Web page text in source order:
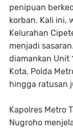
penipuan
korban. Kali ini,
Kelurahan
menjadi
diamankan Unit
Kota, Polda
hingga ratusan
Kapolres Metro
Nugroho